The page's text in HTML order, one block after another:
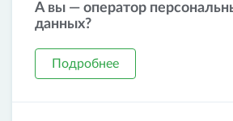
А вы — оператор
данных?
Подробнее